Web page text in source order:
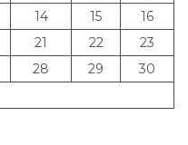
14 15
16
21 22
23
28 29
30